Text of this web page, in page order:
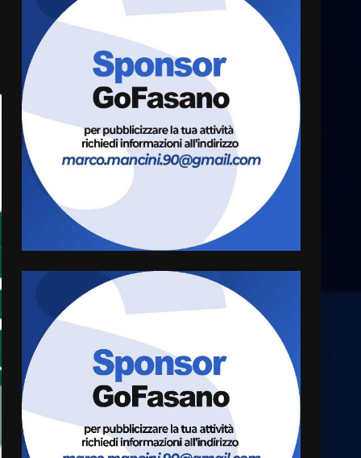
8 Agosto 2026 11:00
4
Savelletri in festa, domani
sera grande spettacolo con
Uccio De Santis
Politiche Giovanili e Mobilità
Sostenibile: premiati gli
studenti universitari del
bando “La strada giusta”
8 Agosto 2026 07:15
Rivoluzione”: nuovo
appuntamento con “Fasano in
Banda”
7
US Fasano, Scianaro:
“Profonda amarezza per
esclusione dal campionato di
calcio”
7 Agosto 2026 06:00